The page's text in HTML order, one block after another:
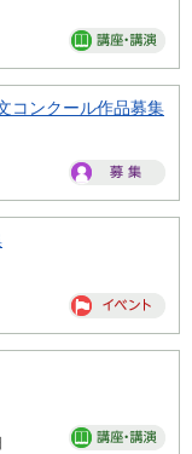
コンクール作品募集